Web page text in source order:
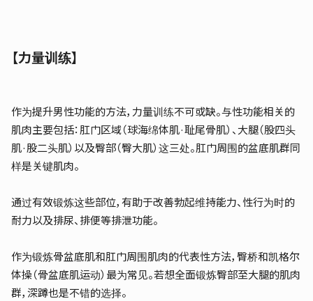
【力量训练】
作为提升男性功能的方法，力量训练不可或缺。与性功能相关的
肌肉主要包括：肛门区域（球海绵体肌·耻尾骨肌）、大腿（股四头
肌·股二头肌）以及臀部（臀大肌）这三处。肛门周围的盆底肌群同
样是关键肌肉。
通过有效锻炼这些部位，有助于改善勃起维持能力、性行为时的
耐力以及排尿、排便等排泄功能。
作为锻炼骨盆底肌和肛门周围肌肉的代表性方法，臀桥和凯格尔
体操（骨盆底肌运动）最为常见。若想全面锻炼臀部至大腿的肌肉
群，深蹲也是不错的选择。